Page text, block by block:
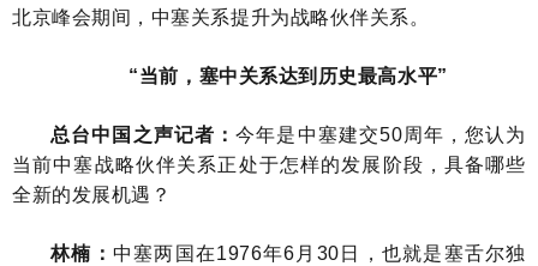
北京峰会期间，中塞关系提升为战略伙伴关系。
“当前，塞中关系达到历史最高水平”
总台中国之声记者：今年是中塞建交50周年，您认为
当前中塞战略伙伴关系正处于怎样的发展阶段，具备哪些
全新的发展机遇？
林楠： 中塞两国在1976年6月30日，也就是塞舌尔独